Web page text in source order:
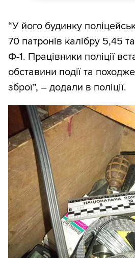
“У його будинку
70 патронів калібру 5,45
Ф-1. Працівники поліції
обставини події та
зброї”, – додали в поліції.